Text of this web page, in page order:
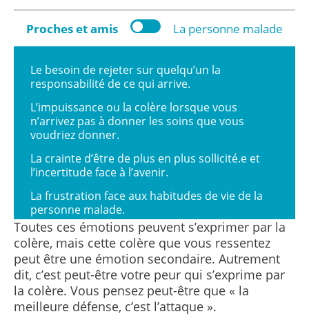
Proches et amis La personne malade
Le besoin de rejeter sur quelqu’un la
responsabilité de ce qui arrive.
L’impuissance ou la colère lorsque vous
n’arrivez pas à donner les soins que vous
voudriez donner.
La crainte d’être de plus en plus sollicité.e et
l’incertitude face à l’avenir.
La frustration face aux habitudes de vie de la
personne malade.
La frustration associée aux conflits qui
empoisonnent la relation depuis longtemps.
Toutes ces émotions peuvent s’exprimer par la
colère, mais cette colère que vous ressentez
peut être une émotion secondaire. Autrement
dit, c’est peut-être votre peur qui s’exprime par
la colère. Vous pensez peut-être que « la
meilleure défense, c’est l’attaque ».